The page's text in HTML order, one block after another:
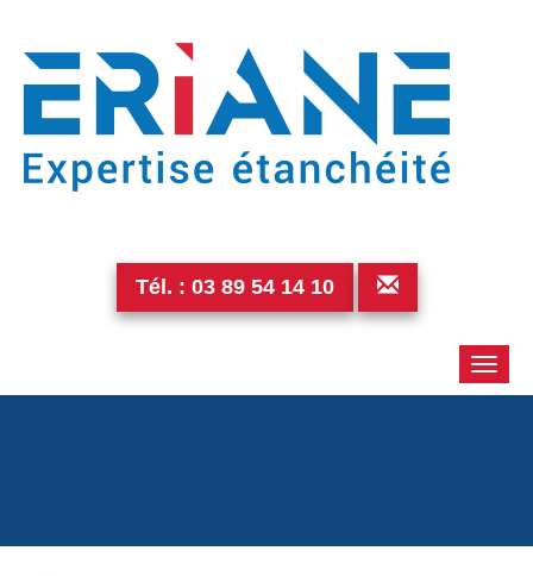
Tél. : 03 89 54 14 10
Toggle